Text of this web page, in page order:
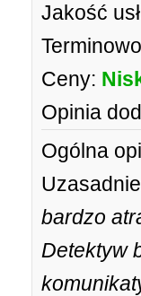
Jakość
Ceny:
Opinia
Ogólna
bardzo
Detektyw